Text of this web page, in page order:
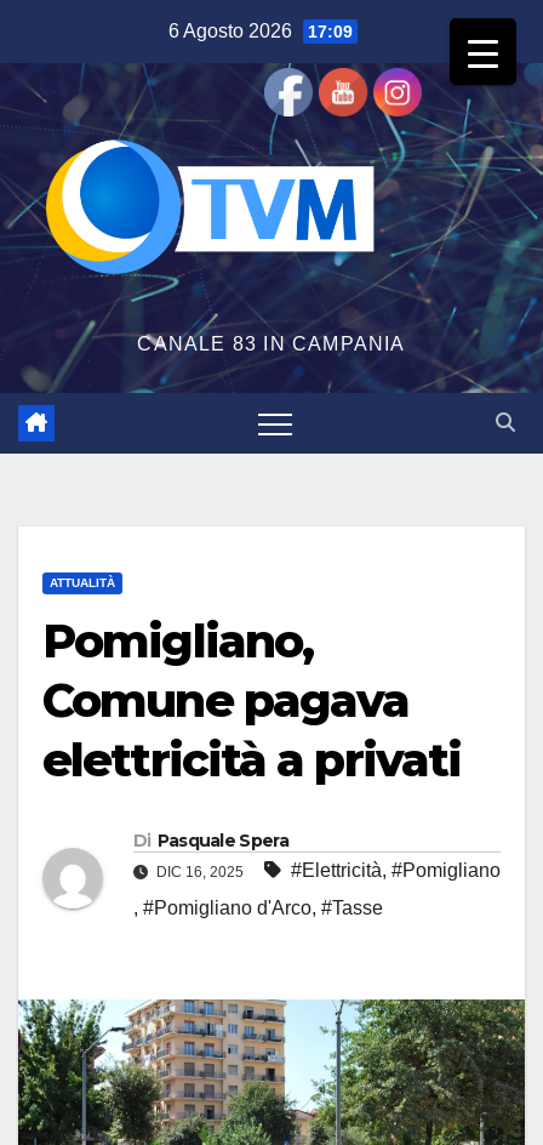
contenuto
6 Agosto 2026 17:09
CANALE 83 IN CAMPANIA
ATTUALITÀ
Pomigliano,
Comune pagava
elettricità a privati
Di Pasquale Spera
DIC 16, 2025 #Elettricità, #Pomigliano
, #Pomigliano d'Arco, #Tasse